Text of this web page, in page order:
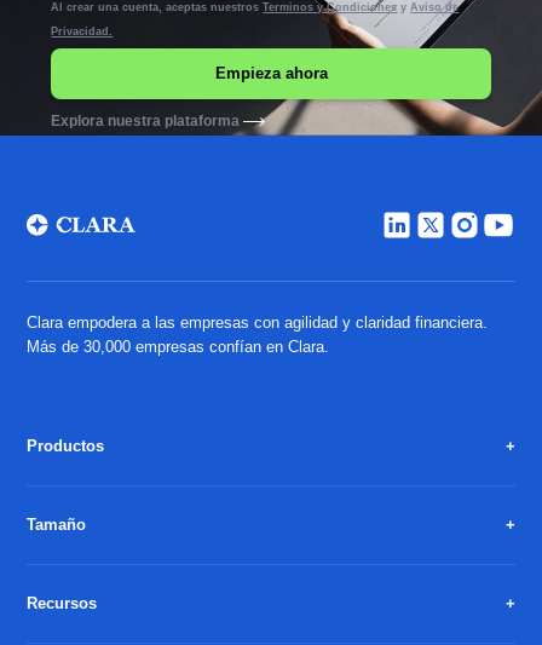
Al crear una cuenta, aceptas nuestrosTerminos y CondicionesyAviso de
Privacidad.
Explora nuestra plataforma
Clara empodera a las empresas con agilidad y claridad financiera.
Más de 30,000 empresas confían en Clara.
Productos
Tamaño
Recursos